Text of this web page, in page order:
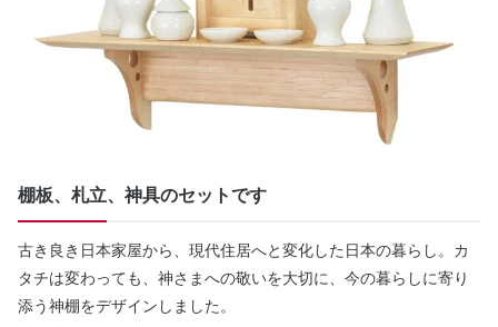
棚板、札立、神具のセットです
古き良き日本家屋から、現代住居へと変化した日本の暮らし。カ
タチは変わっても、神さまへの敬いを大切に、今の暮らしに寄り
添う神棚をデザインしました。